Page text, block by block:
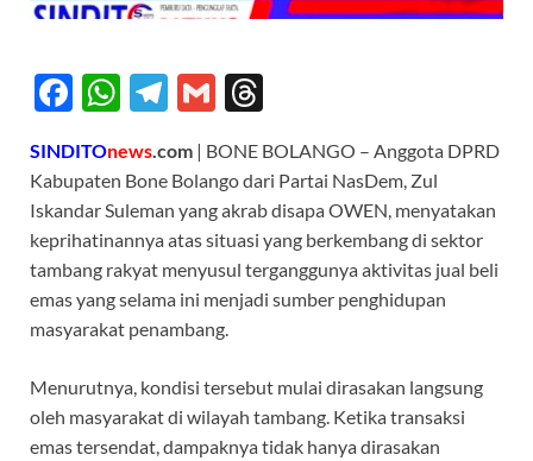
F
e
b
o
o
k
W
at
s
A
p
p
T
e
gr
a
m
G
ail e
a
ds
SINDITOnews.com | BONE BOLANGO – Anggota DPRD
Kabupaten Bone Bolango dari Partai NasDem, Zul
Iskandar Suleman yang akrab disapa OWEN, menyatakan
keprihatinannya atas situasi yang berkembang di sektor
tambang rakyat menyusul terganggunya aktivitas jual beli
emas yang selama ini menjadi sumber penghidupan
masyarakat penambang.
Menurutnya, kondisi tersebut mulai dirasakan langsung
oleh masyarakat di wilayah tambang. Ketika transaksi
emas tersendat, dampaknya tidak hanya dirasakan